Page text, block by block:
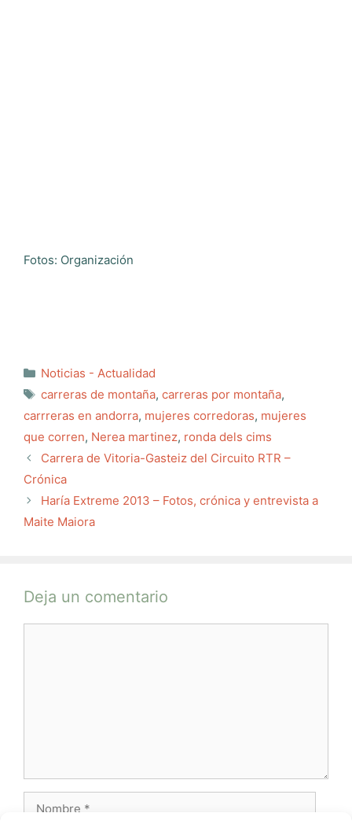
Fotos: Organización
Categorías
Noticias - Actualidad
Etiquetas
carreras de montaña, carreras por montaña,
carrreras en andorra, mujeres corredoras, mujeres
que corren, Nerea martinez, ronda dels cims
Carrera de Vitoria-Gasteiz del Circuito RTR –
Crónica
Haría Extreme 2013 – Fotos, crónica y entrevista a
Maite Maiora
Deja un comentario